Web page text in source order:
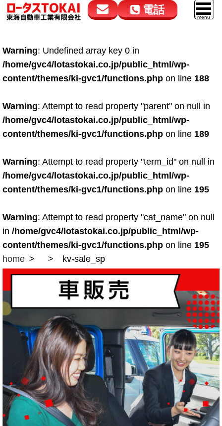
電話
050-5264-4432
9:00～18:00
050-5264-4433
9:00～18:00
車販売
スマイル車検
鈑金・塗装
点検・整備
ロードサービス
レンタカー
Warning: Undefined array key 0 in
/home/gvc4/lotastokai.co.jp/public_html/wp-
content/themes/ki-gvc1/functions.php on line 188
Warning: Attempt to read property "parent" on null in
/home/gvc4/lotastokai.co.jp/public_html/wp-
content/themes/ki-gvc1/functions.php on line 189
Warning: Attempt to read property "term_id" on null in
/home/gvc4/lotastokai.co.jp/public_html/wp-
content/themes/ki-gvc1/functions.php on line 195
Warning: Attempt to read property "cat_name" on null
in /home/gvc4/lotastokai.co.jp/public_html/wp-
content/themes/ki-gvc1/functions.php on line 195
home
kv-sale_sp